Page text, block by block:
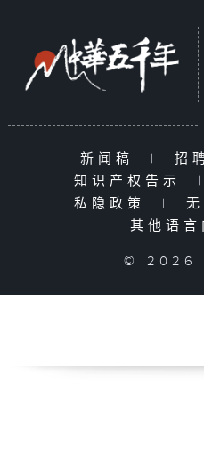
新闻稿 | 招
知识产权告示
|
私隐政策
|
其他语
© 2026